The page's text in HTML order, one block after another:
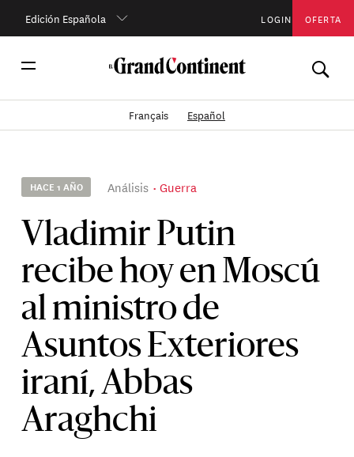
Edición Española LOGIN OFERTA
Français Español
HACE 1 AÑO Análisis Guerra
Vladimir Putin
recibe hoy en Moscú
al ministro de
Asuntos Exteriores
iraní, Abbas
Araghchi